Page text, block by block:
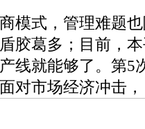
式，管理难题也
胶葛多；目前，
线就能够了。第5
对市场经济冲击